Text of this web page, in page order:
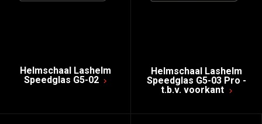
Helmschaal Lashelm
Speedglas G5-02
Helmschaal Lashelm
Speedglas G5-03 Pro -
t.b.v. voorkant